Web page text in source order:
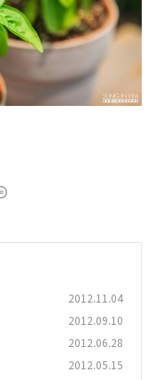
2012.11.04
2012.09.10
2012.06.28
2012.05.15